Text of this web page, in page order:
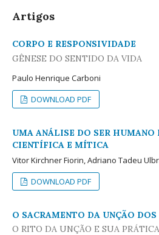
Artigos
CORPO E RESPONSIVIDADE
GÊNESE DO SENTIDO DA VIDA
Paulo Henrique Carboni
DOWNLOAD PDF
UMA ANÁLISE DO SER HUMANO
CIENTÍFICA E MÍTICA
Vitor Kirchner Fiorin, Adriano Tadeu
DOWNLOAD PDF
O SACRAMENTO DA UNÇÃO DOS
O RITO DA UNÇÃO E SUA